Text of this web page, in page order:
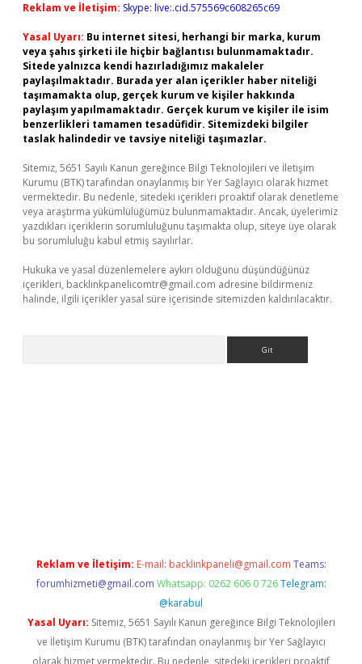
Reklam ve İletişim: Skype: live:.cid.575569c608265c69
Yasal Uyarı: Bu internet sitesi, herhangi bir marka, kurum
veya şahıs şirketi ile hiçbir bağlantısı bulunmamaktadır.
Sitede yalnızca kendi hazırladığımız makaleler
paylaşılmaktadır. Burada yer alan içerikler haber niteliği
taşımamakta olup, gerçek kurum ve kişiler hakkında
paylaşım yapılmamaktadır. Gerçek kurum ve kişiler ile isim
benzerlikleri tamamen tesadüfidir. Sitemizdeki bilgiler
taslak halindedir ve tavsiye niteliği taşımazlar.
Sitemiz, 5651 Sayılı Kanun gereğince Bilgi Teknolojileri ve İletişim
Kurumu (BTK) tarafından onaylanmış bir Yer Sağlayıcı olarak hizmet
vermektedir. Bu nedenle, sitedeki içerikleri proaktif olarak denetleme
veya araştırma yükümlülüğümüz bulunmamaktadır. Ancak, üyelerimiz
yazdıkları içeriklerin sorumluluğunu taşımakta olup, siteye üye olarak
bu sorumluluğu kabul etmiş sayılırlar.
Hukuka ve yasal düzenlemelere aykırı olduğunu düşündüğünüz
içerikleri, backlinkpanelicomtr@gmail.com adresine bildirmeniz
halinde, ilgili içerikler yasal süre içerisinde sitemizden kaldırılacaktır.
Reklam ve İletişim: E-mail: backlinkpaneli@gmail.com Teams:
forumhizmeti@gmail.com Whatsapp: 0262 606 0 726 Telegram:
@karabul
Yasal Uyarı: Sitemiz, 5651 Sayılı Kanun gereğince Bilgi Teknolojileri
ve İletişim Kurumu (BTK) tarafından onaylanmış bir Yer Sağlayıcı
olarak hizmet vermektedir. Bu nedenle, sitedeki içerikleri proaktif